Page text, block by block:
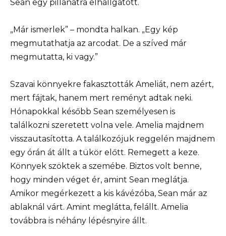
Sean egy pillanatra elhallgatott.
„Már ismerlek” – mondta halkan. „Egy kép
megmutathatja az arcodat. De a szíved már
megmutatta, ki vagy.”
Szavai könnyekre fakasztották Ameliát, nem azért,
mert fájtak, hanem mert reményt adtak neki.
Hónapokkal később Sean személyesen is
találkozni szeretett volna vele. Amelia majdnem
visszautasította. A találkozójuk reggelén majdnem
egy órán át állt a tükör előtt. Remegett a keze.
Könnyek szöktek a szemébe. Biztos volt benne,
hogy minden véget ér, amint Sean meglátja.
Amikor megérkezett a kis kávézóba, Sean már az
ablaknál várt. Amint meglátta, felállt. Amelia
továbbra is néhány lépésnyire állt.